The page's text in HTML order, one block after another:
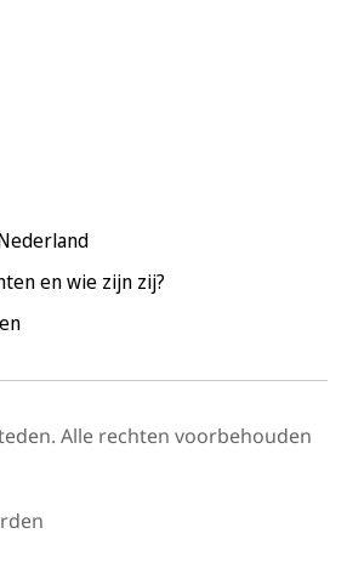
en wie zijn zij?
Alle rechten voorbehouden